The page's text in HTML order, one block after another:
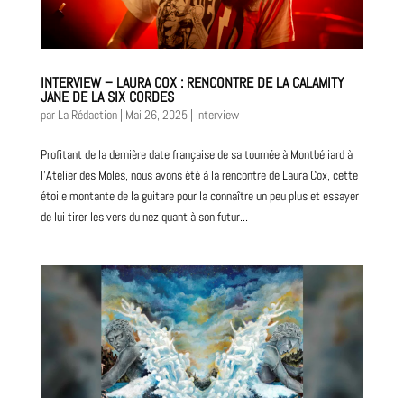
INTERVIEW – LAURA COX : RENCONTRE DE LA CALAMITY
JANE DE LA SIX CORDES
par La Rédaction| Mai 26, 2025| Interview
Profitant de la dernière date française de sa tournée à Montbéliard à
l’Atelier des Moles, nous avons été à la rencontre de Laura Cox, cette
étoile montante de la guitare pour la connaître un peu plus et essayer
de lui tirer les vers du nez quant à son futur...